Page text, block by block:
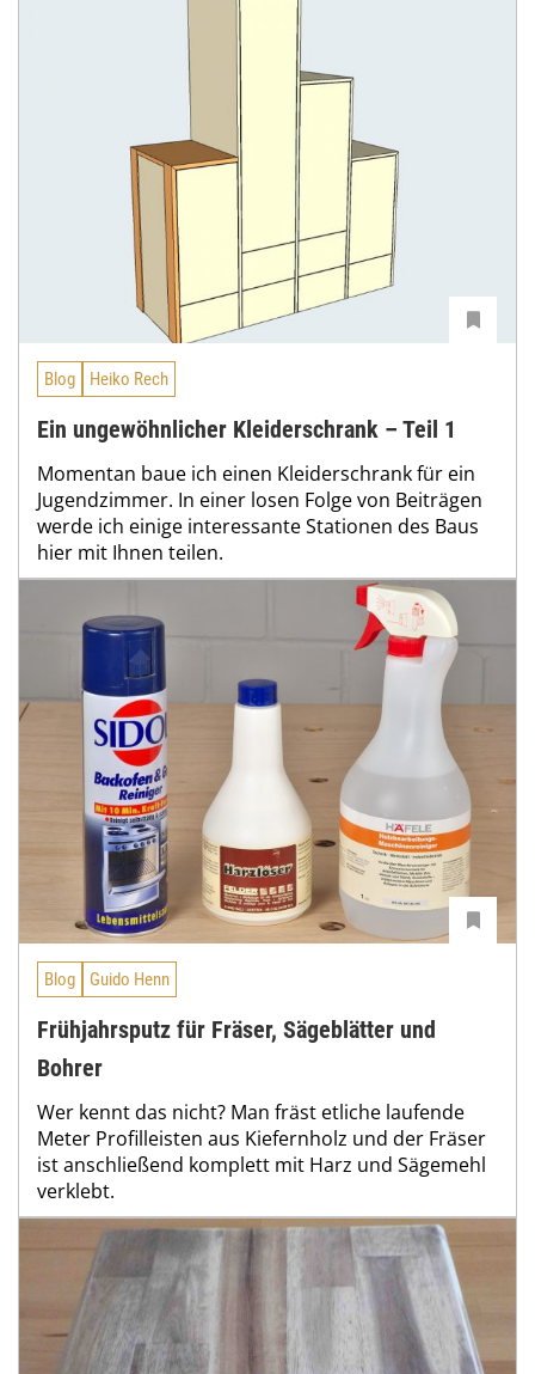
Blog Heiko Rech
Ein ungewöhnlicher Kleiderschrank – Teil 1
Momentan baue ich einen Kleiderschrank für ein
Jugendzimmer. In einer losen Folge von Beiträgen
werde ich einige interessante Stationen des Baus
hier mit Ihnen teilen.
Blog Guido Henn
Frühjahrsputz für Fräser, Sägeblätter und
Bohrer
Wer kennt das nicht? Man fräst etliche laufende
Meter Profilleisten aus Kiefernholz und der Fräser
ist anschließend komplett mit Harz und Sägemehl
verklebt.